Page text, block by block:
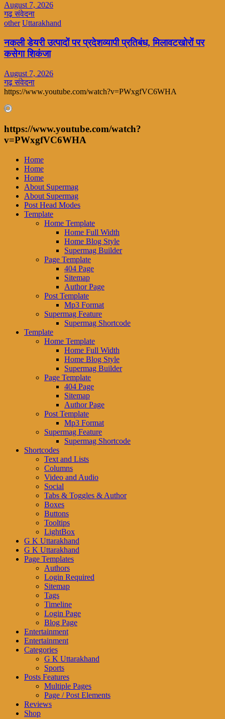
August 7, 2026
गढ़ संवेदना
other Uttarakhand
नकली डेयरी उत्पादों पर प्रदेशव्यापी प्रतिबंध, मिलावटखोरों पर
कसेगा शिकंजा
August 7, 2026
गढ़ संवेदना
https://www.youtube.com/watch?v=PWxgfVC6WHA
https://www.youtube.com/watch?
v=PWxgfVC6WHA
Home
Home
Home
About Supermag
About Supermag
Post Head Modes
Template
Home Template
Home Full Width
Home Blog Style
Supermag Builder
Page Template
404 Page
Sitemap
Author Page
Post Template
Mp3 Format
Supermag Feature
Supermag Shortcode
Template
Home Template
Home Full Width
Home Blog Style
Supermag Builder
Page Template
404 Page
Sitemap
Author Page
Post Template
Mp3 Format
Supermag Feature
Supermag Shortcode
Shortcodes
Text and Lists
Columns
Video and Audio
Social
Tabs & Toggles & Author
Boxes
Buttons
Tooltips
LightBox
G K Uttarakhand
G K Uttarakhand
Page Templates
Authors
Login Required
Sitemap
Tags
Timeline
Login Page
Blog Page
Entertainment
Entertainment
Categories
G K Uttarakhand
Sports
Posts Features
Multiple Pages
Page / Post Elements
Reviews
Shop